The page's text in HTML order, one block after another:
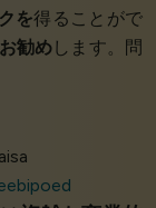
を得ることがで
お勧め します。問